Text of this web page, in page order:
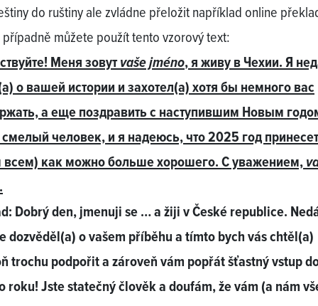
do ruštiny ale zvládne přeložit například online
můžete použít tento vzorový text:
Меня зовутvaše jméno, я живу в Чехии. Я
о вашей истории и захотел(а) хотя бы немного вас
а еще поздравить с наступившим Новым
человек, и я надеюсь, что 2025 год
всем) как можно больше хорошего. С уважением,
.
Dobrý den, jmenuji se … a žiji v České republice.
dozvěděl(a) o vašem příběhu a tímto bych vás chtěl(a)
trochu podpořit a zároveň vám popřát šťastný vstup
roku! Jste statečný člověk a doufám, že vám (a nám